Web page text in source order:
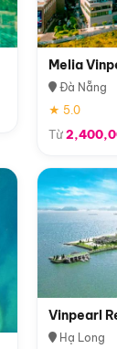
Melia
Đà Nẵng
★ 5.0
Từ
Vinpearl
Hạ Long